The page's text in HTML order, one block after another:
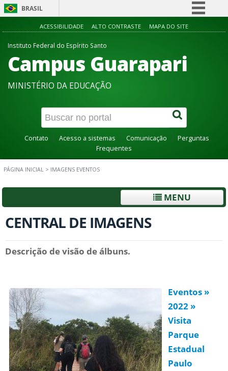
BRASIL
Simplifique!
Acesso à informação
Canais
ACESSIBILIDADE ALTO CONTRASTE MAPA DO SITE
Instituto Federal do Espírito Santo
Campus Guarapari
MINISTÉRIO DA EDUCAÇÃO
Contato Acesso a sistemas Comunicação
Perguntas
Frequentes
PÁGINA INICIAL > IMAGENS EVENTOS
MENU
CENTRAL DE IMAGENS
Descrição de visão de álbuns.
Eventos »
2022 »
Visita
Parque
Estadual
Paulo